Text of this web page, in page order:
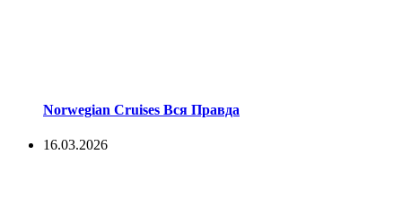
Norwegian Cruises Вся Правда
16.03.2026